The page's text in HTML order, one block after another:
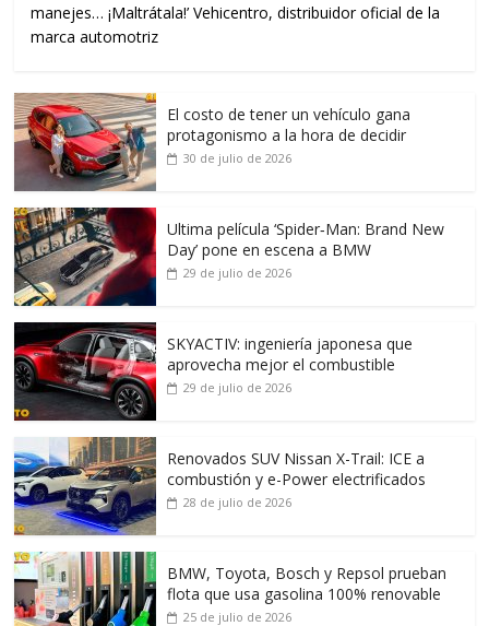
manejes… ¡Maltrátala!’ Vehicentro, distribuidor oficial de la
marca automotriz
El costo de tener un vehículo gana
protagonismo a la hora de decidir
30 de julio de 2026
Ultima película ‘Spider‑Man: Brand New
Day’ pone en escena a BMW
29 de julio de 2026
SKYACTIV: ingeniería japonesa que
aprovecha mejor el combustible
29 de julio de 2026
Renovados SUV Nissan X-Trail: ICE a
combustión y e-Power electrificados
28 de julio de 2026
BMW, Toyota, Bosch y Repsol prueban
flota que usa gasolina 100% renovable
25 de julio de 2026